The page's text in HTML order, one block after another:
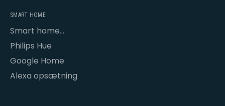
SMART HOME
Smart home
opsætning
Philips Hue
Google Home
Alexa opsætning